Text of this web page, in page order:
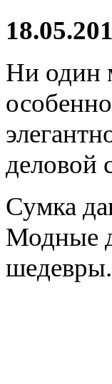
Ни один
деловой
Сумка
Модные
шедевры.